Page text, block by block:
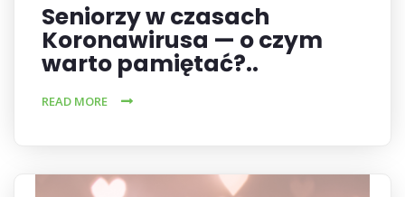
Seniorzy w czasach
Koronawirusa — o czym
warto pamiętać?..
READ MORE